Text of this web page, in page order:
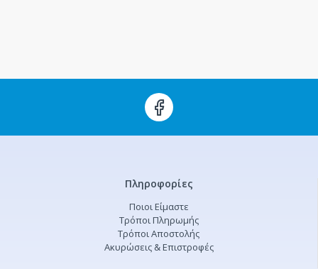
Πληροφορίες
Ποιοι Είμαστε
Τρόποι Πληρωμής
Τρόποι Αποστολής
Ακυρώσεις & Επιστροφές